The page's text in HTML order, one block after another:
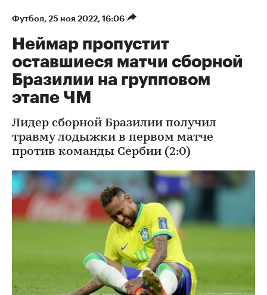
Футбол⁠, 25 ноя 2022, 16:06
Неймар пропустит
оставшиеся матчи сборной
Бразилии на групповом
этапе ЧМ
Лидер сборной Бразилии получил
травму лодыжки в первом матче
против команды Сербии (2:0)